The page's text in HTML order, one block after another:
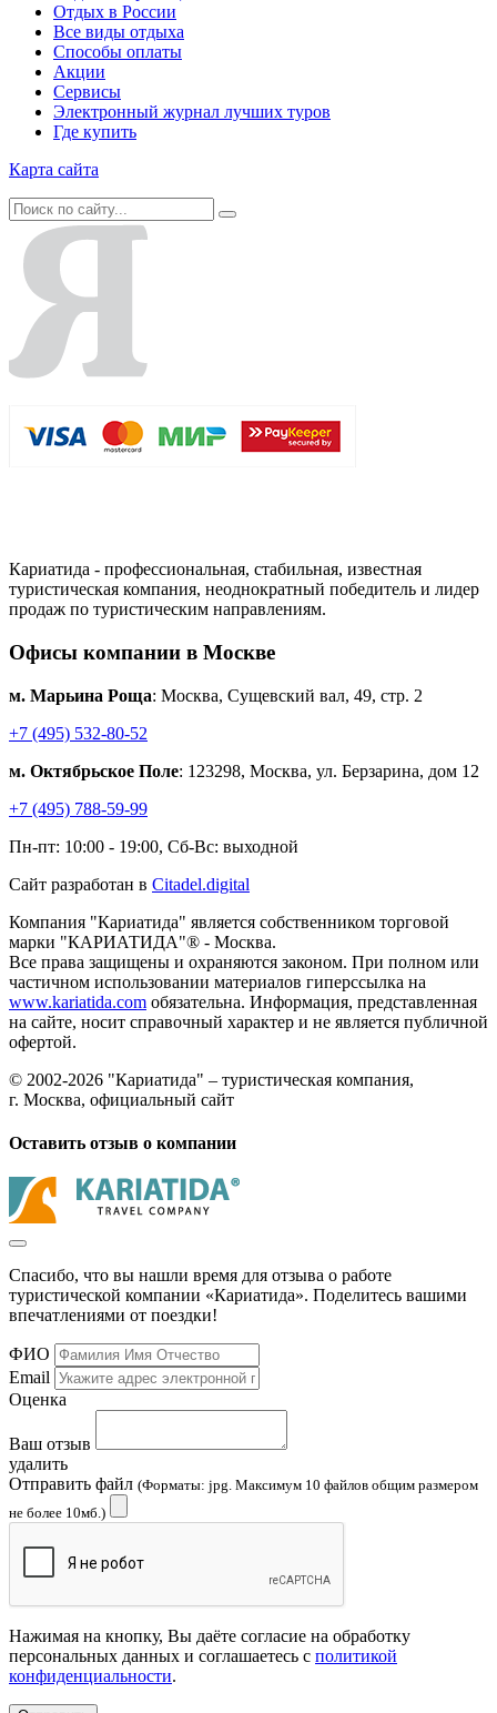
Отдых в России
Все виды отдыха
Способы оплаты
Акции
Сервисы
Электронный журнал лучших туров
Где купить
Карта сайта
Кариатида - профессиональная, стабильная, известная
туристическая компания, неоднократный победитель и лидер
продаж по туристическим направлениям.
Офисы компании в Москве
м. Марьина Роща: Москва, Сущевский вал, 49, стр. 2
+7 (495) 532-80-52
м. Октябрьское Поле: 123298, Москва, ул. Берзарина, дом 12
+7 (495) 788-59-99
Пн-пт: 10:00 - 19:00, Сб-Вс: выходной
Сайт разработан в Citadel.digital
Компания "Кариатида" является собственником торговой
марки "КАРИАТИДА"® - Москва.
Все права защищены и охраняются законом. При полном или
частичном использовании материалов гиперссылка на
www.kariatida.com обязательна. Информация, представленная
на сайте, носит справочный характер и не является публичной
офертой.
© 2002-2026 "Кариатида" – туристическая компания,
г. Москва, официальный сайт
Оставить отзыв о компании
Спасибо, что вы нашли время для отзыва о работе
туристической компании «Кариатида». Поделитесь вашими
впечатлениями от поездки!
ФИО
Email
Оценка
Ваш отзыв
удалить
Отправить файл (Форматы: jpg. Максимум 10 файлов общим размером
не более 10мб.)
Нажимая на кнопку, Вы даёте согласие на обработку
персональных данных и соглашаетесь с политикой
конфиденциальности.